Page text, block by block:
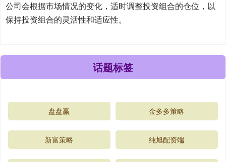
公司会根据市场情况的变化，适时调整投资组合的仓位，以
保持投资组合的灵活性和适应性。
话题标签
盘盘赢 金多多策略
新富策略 纯旭配资端